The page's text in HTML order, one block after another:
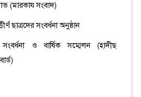
(মারকায সংবাদ)
ছাত্রদের সংবর্ধনা অনুষ্ঠান
ও বার্ষিক সম্মেলন (হাদীছ